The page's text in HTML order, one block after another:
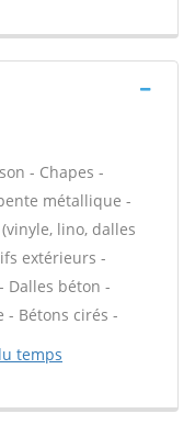
- Chapes -
métallique -
lino, dalles
extérieurs -
Dalles béton -
- Bétons cirés -
temps